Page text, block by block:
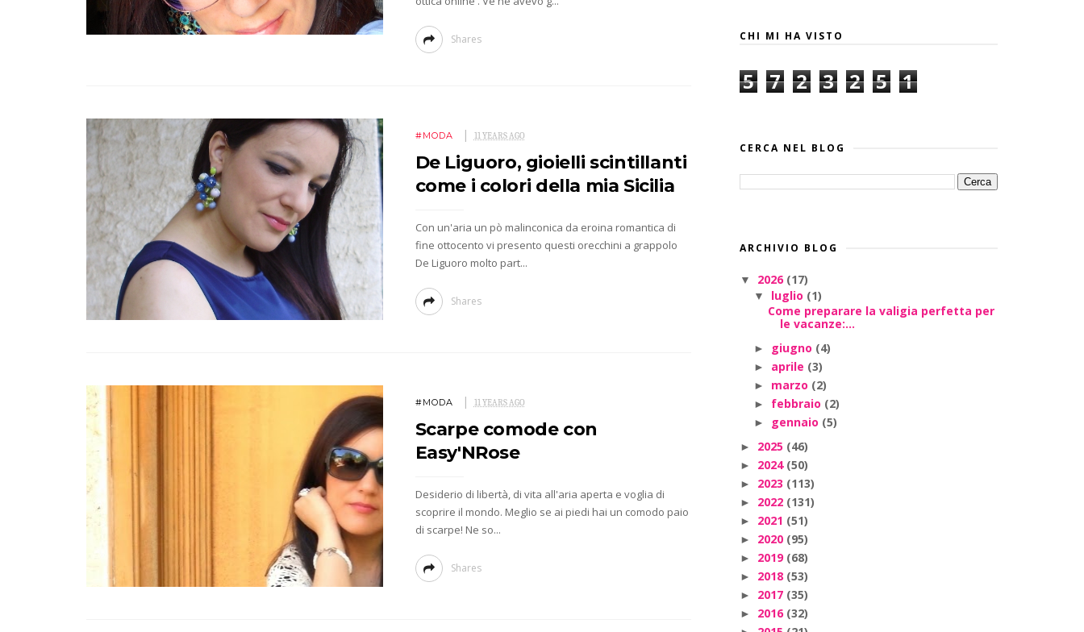
Shares
#MODA 11 YEARS AGO
De Liguoro, gioielli scintillanti
come i colori della mia Sicilia
Con un'aria un pò malinconica da eroina romantica di
fine ottocento vi presento questi orecchini a grappolo
De Liguoro molto part...
Shares
#MODA 11 YEARS AGO
Scarpe comode con
Easy'NRose
Desiderio di libertà, di vita all'aria aperta e voglia di
scoprire il mondo. Meglio se ai piedi hai un comodo paio
di scarpe! Ne so...
Shares
CHI MI HA VISTO
5 7 2 3 2 5 1
CERCA NEL BLOG
ARCHIVIO BLOG
▼ 2026 (17)
▼ luglio (1)
Come preparare la valigia perfetta per
le vacanze:...
► giugno (4)
► aprile (3)
► marzo (2)
► febbraio (2)
► gennaio (5)
► 2025 (46)
► 2024 (50)
► 2023 (113)
► 2022 (131)
► 2021 (51)
► 2020 (95)
► 2019 (68)
► 2018 (53)
► 2017 (35)
► 2016 (32)